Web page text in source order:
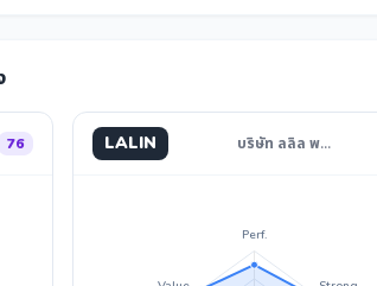
76 LALIN บริษัท ลลิล พ…
Perf.